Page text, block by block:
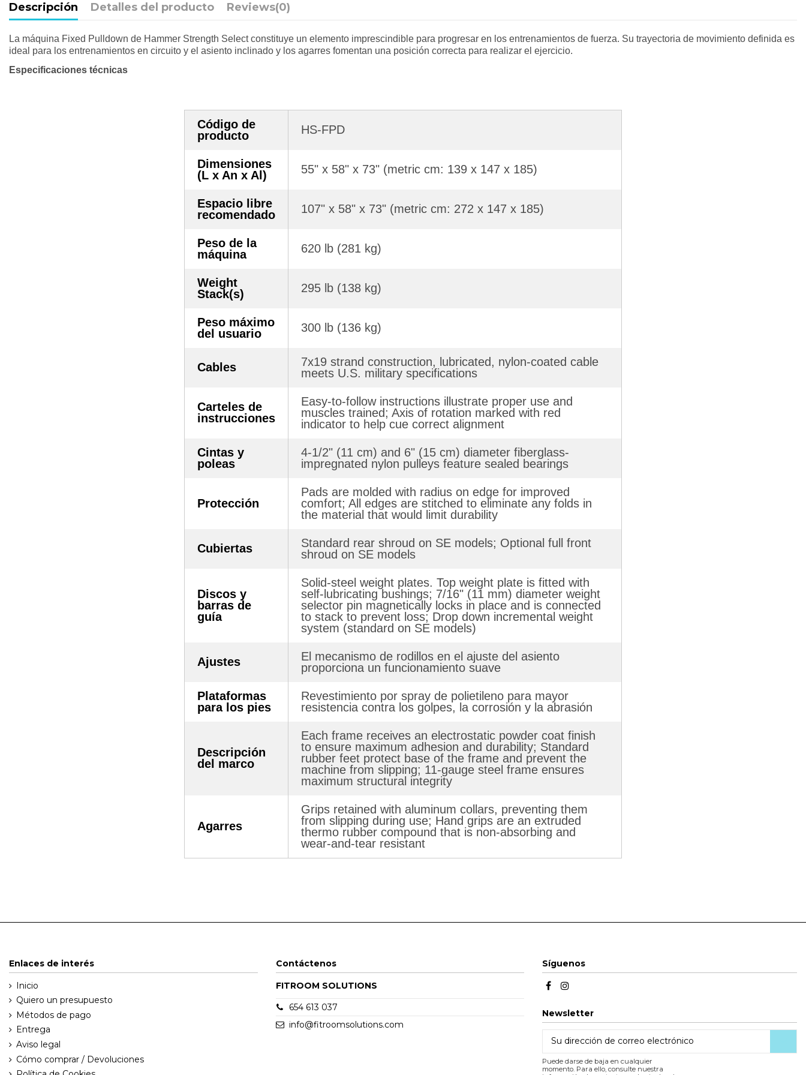
Descripción Detalles del producto Reviews(0)
La máquina Fixed Pulldown de Hammer Strength Select constituye un elemento imprescindible para progresar en los entrenamientos de fuerza. Su trayectoria de movimiento definida es
ideal para los entrenamientos en circuito y el asiento inclinado y los agarres fomentan una posición correcta para realizar el ejercicio.
Especificaciones técnicas
Código de
producto
HS-FPD
Dimensiones
(L x An x Al)
55" x 58" x 73" (metric cm: 139 x 147 x 185)
Espacio libre
recomendado
107" x 58" x 73" (metric cm: 272 x 147 x 185)
Peso de la
máquina
620 lb (281 kg)
Weight
Stack(s)
295 lb (138 kg)
Peso máximo
del usuario
300 lb (136 kg)
Cables
7x19 strand construction, lubricated, nylon-coated cable
meets U.S. military specifications
Carteles de
instrucciones
Easy-to-follow instructions illustrate proper use and
muscles trained; Axis of rotation marked with red
indicator to help cue correct alignment
Cintas y
poleas
4-1/2" (11 cm) and 6" (15 cm) diameter fiberglass-
impregnated nylon pulleys feature sealed bearings
Protección
Pads are molded with radius on edge for improved
comfort; All edges are stitched to eliminate any folds in
the material that would limit durability
Cubiertas
Standard rear shroud on SE models; Optional full front
shroud on SE models
Discos y
barras de
guía
Solid-steel weight plates. Top weight plate is fitted with
self-lubricating bushings; 7/16" (11 mm) diameter weight
selector pin magnetically locks in place and is connected
to stack to prevent loss; Drop down incremental weight
system (standard on SE models)
Ajustes
El mecanismo de rodillos en el ajuste del asiento
proporciona un funcionamiento suave
Plataformas
para los pies
Revestimiento por spray de polietileno para mayor
resistencia contra los golpes, la corrosión y la abrasión
Descripción
del marco
Each frame receives an electrostatic powder coat finish
to ensure maximum adhesion and durability; Standard
rubber feet protect base of the frame and prevent the
machine from slipping; 11-gauge steel frame ensures
maximum structural integrity
Agarres
Grips retained with aluminum collars, preventing them
from slipping during use; Hand grips are an extruded
thermo rubber compound that is non-absorbing and
wear-and-tear resistant
Enlaces de interés
Inicio
Quiero un presupuesto
Métodos de pago
Entrega
Aviso legal
Cómo comprar / Devoluciones
Contáctenos
FITROOM SOLUTIONS
654 613 037
info@fitroomsolutions.com
Síguenos
Newsletter
Puede darse de baja en cualquier
momento. Para ello, consulte nuestra